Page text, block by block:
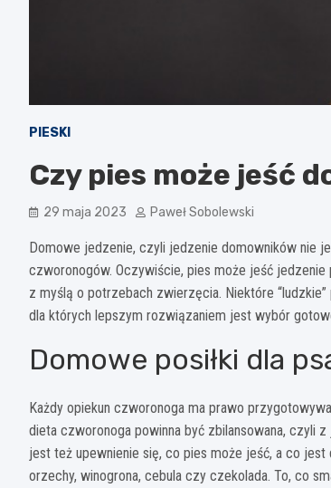
PIESKI
Czy pies może jeść
29 maja 2023 Paweł Sobolewski
Domowe jedzenie, czyli jedzenie domowników nie
czworonogów. Oczywiście, pies może jeść
z myślą o potrzebach zwierzęcia. Niektóre
dla których lepszym rozwiązaniem jest wybór
Domowe posiłki dla
Każdy opiekun czworonoga ma prawo
dieta czworonoga powinna być zbilansowana, czyli
jest też upewnienie się, co pies może jeść, a co
orzechy, winogrona, cebula czy czekolada. To, co